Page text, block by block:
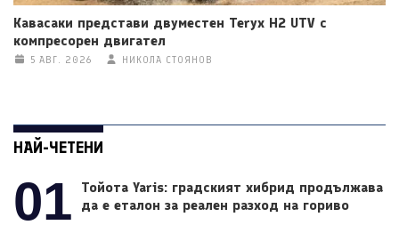
Кавасаки представи двуместен Teryx H2 UTV с
компресорен двигател
5 АВГ. 2026 НИКОЛА СТОЯНОВ
НАЙ-ЧЕТЕНИ
01
Тойота Yaris: градският хибрид продължава
да е еталон за реален разход на гориво